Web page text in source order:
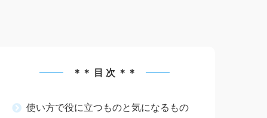
＊＊ 目 次 ＊＊
使い方で役に立つものと気になるもの